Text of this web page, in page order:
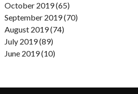
October 2019 (65)
September 2019 (70)
August 2019 (74)
July 2019 (89)
June 2019 (10)